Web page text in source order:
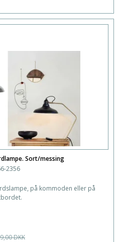
Sort/messing
2356
på kommoden eller på
DKK